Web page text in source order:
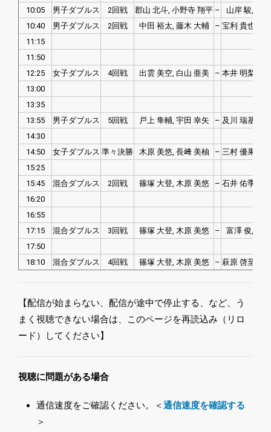
10:05
男子ダブルス 2回戦 郡山 北斗, 小野寺 翔平 –
山岸 駿, 中
10:40
男子ダブルス 2回戦 中田 裕太, 藤木 大輔 – 宝利 貴也, 能
11:15
11:50
12:25
女子ダブルス 4回戦 出雲 美空, 白山 亜美 – 本井 明梨, 吉
13:00
13:35
13:55
男子ダブルス 5回戦 戸上 隼輔, 宇田 幸矢 – 及川 瑞基, 松
14:30
14:50
女子ダブルス 準々決勝 木原 美悠, 長﨑 美柚 – 三村 優果, 山
15:25
15:45
混合ダブルス 2回戦 篠塚 大登, 木原 美悠 – 石井 佑季, 首
16:20
16:55
17:15
混合ダブルス 3回戦 篠塚 大登, 木原 美悠 –
富澤 俊, 原
17:50
18:10
混合ダブルス 4回戦 篠塚 大登, 木原 美悠 – 萩原 啓至, 今
【配信が始まらない、配信が途中で停止する、など、う
まく視聴できない場合は、このページを再読込み（リロ
ード）してください】
視聴に問題がある場合
通信速度をご確認ください。＜通信速度を確認する
＞